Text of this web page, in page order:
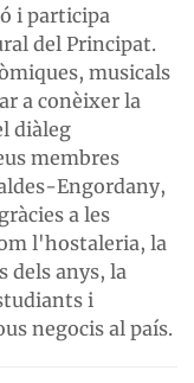
i participa
del Principat.
musicals
a conèixer la
diàleg
membres
Engordany,
a les
l'hostaleria, la
dels anys, la
i
negocis al país.